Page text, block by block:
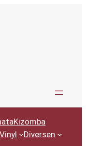
Kizomba
Vinyl Diversen